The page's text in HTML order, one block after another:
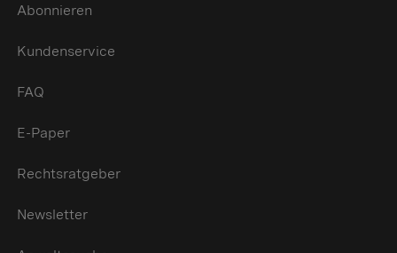
Abonnieren
Kundenservice
FAQ
E-Paper
Rechtsratgeber
Newsletter